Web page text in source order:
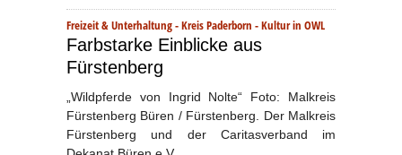
Freizeit & Unterhaltung-Kreis Paderborn -Kultur in OWL
Farbstarke Einblicke aus
Fürstenberg
„Wildpferde von Ingrid Nolte“ Foto: Malkreis
Fürstenberg Büren / Fürstenberg. Der Malkreis
Fürstenberg und der Caritasverband im